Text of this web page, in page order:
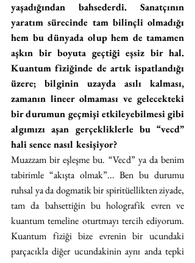
yaşadığından bahsederdi. Sanatçının
yaratım sürecinde tam bilinçli olmadığı
hem bu dünyada olup hem de tamamen
aşkın bir boyuta geçtiği eşsiz bir hal.
Kuantum fiziğinde de artık ispatlandığı
üzere; bilginin uzayda asılı kalması,
zamanın lineer olmaması ve gelecekteki
bir durumun geçmişi etkileyebilmesi gibi
algımızı aşan gerçekliklerle bu “vecd”
hali sence nasıl kesişiyor?
Muazzam bir eşleşme bu. “Vecd” ya da benim
tabirimle “akışta olmak”... Ben bu durumu
ruhsal ya da dogmatik bir spiritüellikten ziyade,
tam da bahsettiğin bu holografik evren ve
kuantum temeline oturtmayı tercih ediyorum.
Kuantum fiziği bize evrenin bir ucundaki
parçacıkla diğer ucundakinin aynı anda tepki